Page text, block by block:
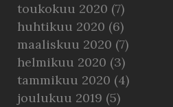
toukokuu 2020 (7)
huhtikuu 2020 (6)
maaliskuu 2020 (7)
helmikuu 2020 (3)
tammikuu 2020 (4)
joulukuu 2019 (5)